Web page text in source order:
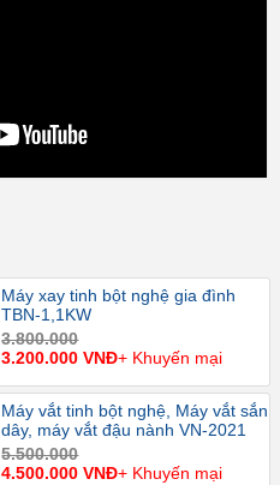
Máy xay tinh bột nghệ gia đình
TBN-1,1KW
3.800.000
3.200.000 VNĐ+ Khuyến mại
Máy vắt tinh bột nghệ, Máy vắt sắn
dây, máy vắt đậu nành VN-2021
5.500.000
4.500.000 VNĐ+ Khuyến mại